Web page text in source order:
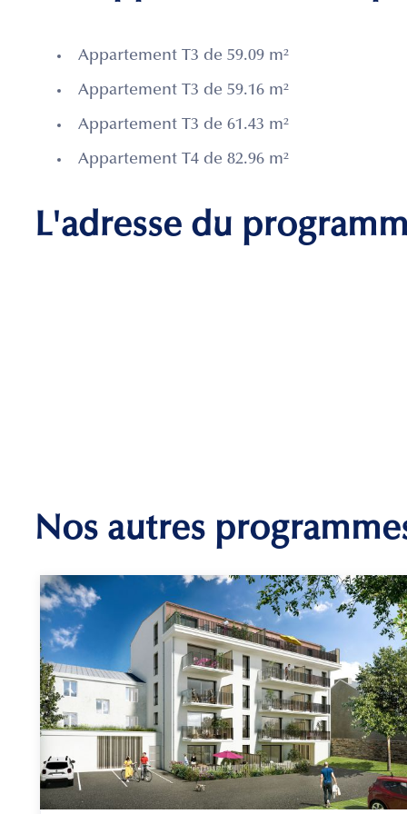
Appartement T3 de 59.09 m²
Appartement T3 de 59.16 m²
Appartement T3 de 61.43 m²
Appartement T4 de 82.96 m²
L'adresse du
Nos autres